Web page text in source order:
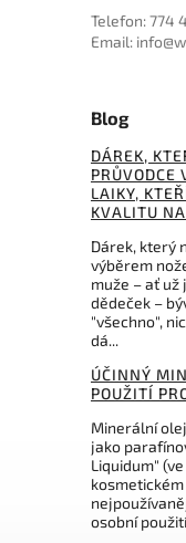
Telefon: 774
Email:
Blog
DÁREK,
PRŮVODCE
LAIKY,
KVALITU
Dárek, který
výběrem
muže – ať už
dědeček –
"všechno",
dá...
ÚČINNÝ
POUŽITÍ
Minerální
jako
Liquidum"
osobní
Kód:2C5335
kůži 9 cm